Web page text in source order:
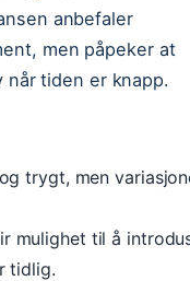
anbefaler
men påpeker at
når tiden er knapp.
trygt, men
mulighet til å
tidlig.